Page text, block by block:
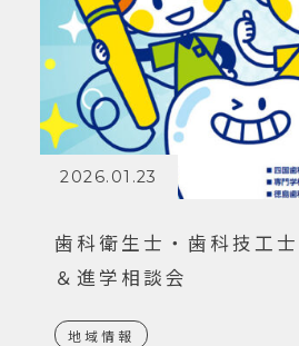
2026.01.23
歯科衛生士・歯科技工
＆進学相談会
地域情報